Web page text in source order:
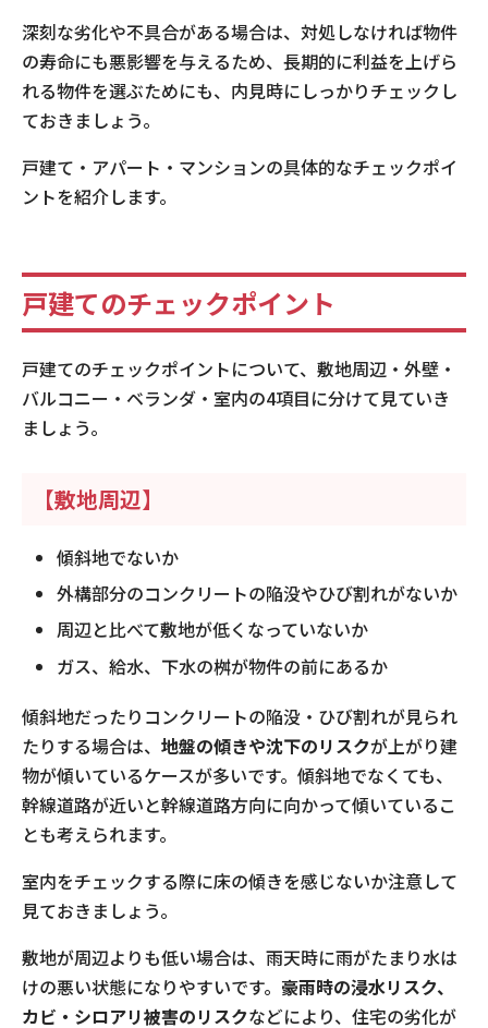
深刻な劣化や不具合がある場合は、対処しなければ物件
の寿命にも悪影響を与えるため、長期的に利益を上げら
れる物件を選ぶためにも、内見時にしっかりチェックし
ておきましょう。
戸建て・アパート・マンションの具体的なチェックポイ
ントを紹介します。
戸建てのチェックポイント
戸建てのチェックポイントについて、敷地周辺・外壁・
バルコニー・ベランダ・室内の4項目に分けて見ていき
ましょう。
【敷地周辺】
傾斜地でないか
外構部分のコンクリートの陥没やひび割れがないか
周辺と比べて敷地が低くなっていないか
ガス、給水、下水の桝が物件の前にあるか
傾斜地だったりコンクリートの陥没・ひび割れが見られ
たりする場合は、 地盤の傾きや沈下のリスクが上がり建
物が傾いているケースが多いです。傾斜地でなくても、
幹線道路が近いと幹線道路方向に向かって傾いているこ
とも考えられます。
室内をチェックする際に床の傾きを感じないか注意して
見ておきましょう。
敷地が周辺よりも低い場合は、雨天時に雨がたまり水は
けの悪い状態になりやすいです。 豪雨時の浸水リスク、
カビ・シロアリ被害のリスクなどにより、住宅の劣化が